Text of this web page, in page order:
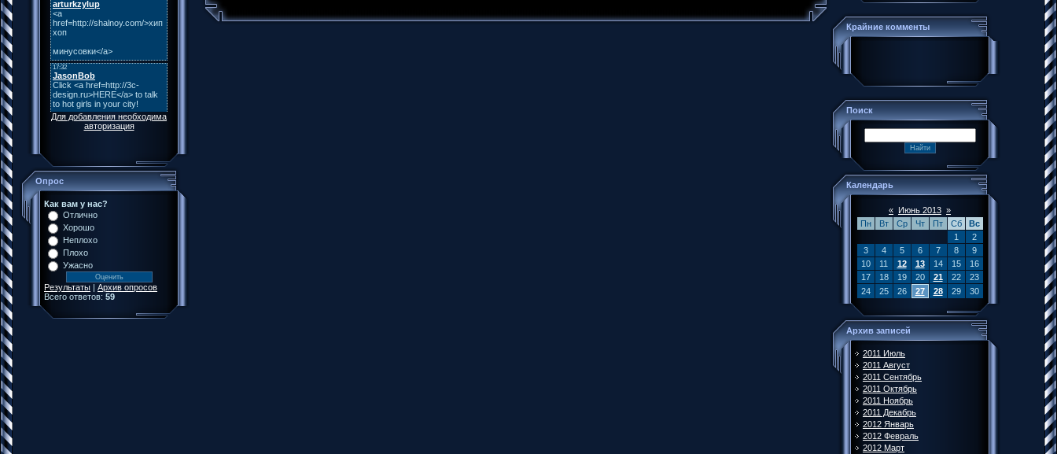
Для добавления необходима
авторизация
Опрос
Как вам у нас?
Отлично
Хорошо
Неплохо
Плохо
Ужасно
Результаты | Архив опросов
Всего ответов: 59
Крайние комменты
Поиск
Календарь
« Июнь 2013 »
Пн
Вт Ср Чт Пт Сб
Вс
1
2
3
4 5 6 7 8
9
10
11 12 13 14 15
16
17
18 19 20 21 22
23
24
25 26 27 28 29 30
Архив записей
2011 Июль
2011 Август
2011 Сентябрь
2011 Октябрь
2011 Ноябрь
2011 Декабрь
2012 Январь
2012 Февраль
2012 Март